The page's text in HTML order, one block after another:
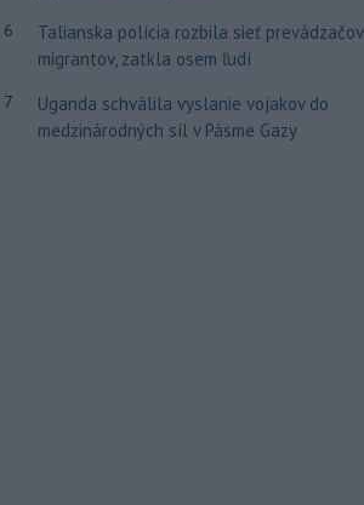
6
Talianska polícia rozbila sieť prevádzačov
migrantov, zatkla osem ľudí
7
Uganda schválila vyslanie vojakov do
medzinárodných síl v Pásme Gazy